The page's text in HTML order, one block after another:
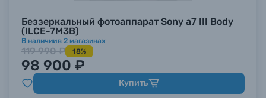
Беззеркальный фотоаппарат Sony a7 III Body
(ILCE-7M3B)
В наличиив 2 магазинах
119 990 ₽ 18%
98 900 ₽
Купить